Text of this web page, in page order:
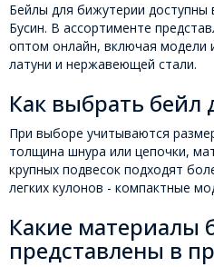
Бейлы для бижутерии доступны
Бусин. В ассортименте
оптом онлайн, включая модели
латуни и нержавеющей стали.
Как выбрать бейл
При выборе учитываются
толщина шнура или цепочки,
крупных подвесок подходят
легких кулонов - компактные
Какие материалы
представлены в